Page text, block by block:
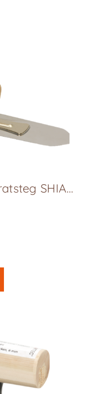
Feinputzkelle Gratsteg SHIAGE-GOTE, L240